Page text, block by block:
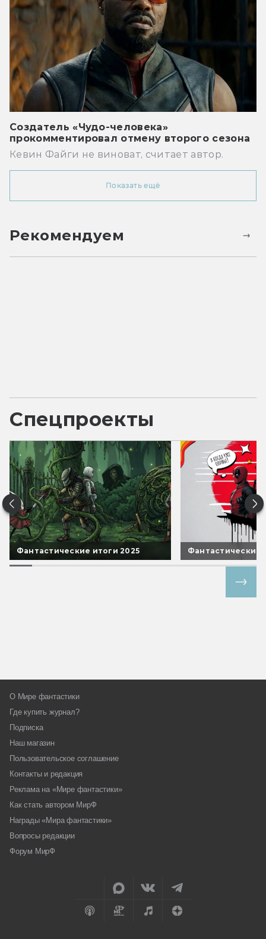
Создатель «Чудо-человека»
прокомментировал отмену второго сезона
Кевин Файги не виноват, считает автор.
Показать ещё
Рекомендуем
Спецпроекты
Фантастические итоги 2025 Фантастические
О Мире фантастики
Где купить журнал?
Подписка
Наш магазин
Пользовательское соглашение
Контакты и редакция
Реклама на «Мире фантастики»
Как стать автором МирФ
Награды «Мира фантастики»
Вопросы редакции
Форум МирФ